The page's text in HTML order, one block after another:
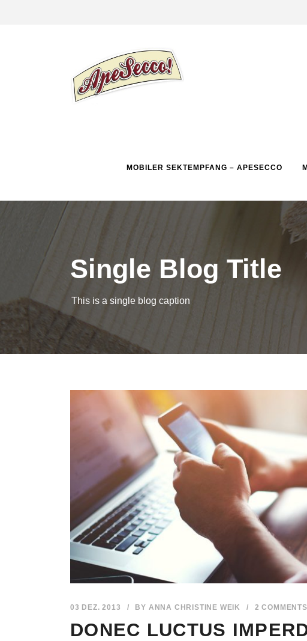
MOBILER SEKTEMPFANG – APESECCO
Single Blog Title
This is a single blog caption
03 DEZ. 2013 / BY ANNA CHRISTINE WEIK / 2 COMMENTS
DONEC LUCTUS